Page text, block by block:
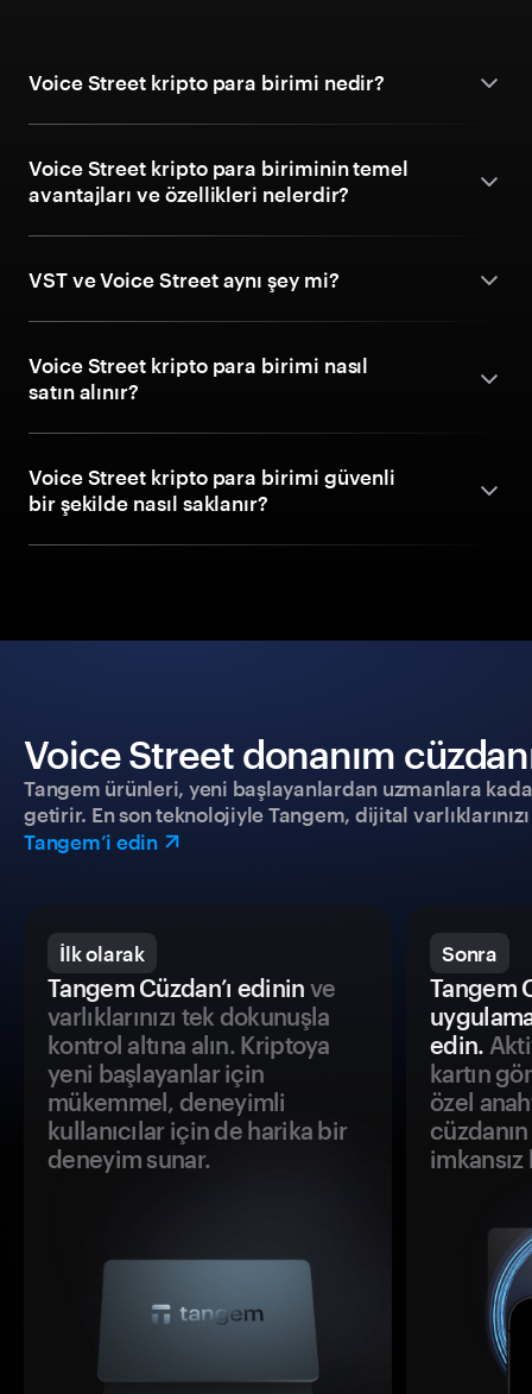
Voice Street kripto para birimi nedir?
Voice Street kripto para biriminin temel
avantajları ve özellikleri nelerdir?
VST ve Voice Street aynı şey mi?
Voice Street kripto para birimi nasıl
satın alınır?
Voice Street kripto para birimi güvenli
bir şekilde nasıl saklanır?
Voice Street donanım
Tangem ürünleri, yeni başlayanlardan uzmanlara
getirir. En son teknolojiyle Tangem, dijital
Tangem’i edin
İlk olarak
Tangem Cüzdan’ı edinin ve
varlıklarınızı tek dokunuşla
kontrol altına alın. Kriptoya
yeni başlayanlar için
mükemmel, deneyimli
kullanıcılar için de harika bir
deneyim sunar.
Sonra
Tangem
edin.
kartın
özel